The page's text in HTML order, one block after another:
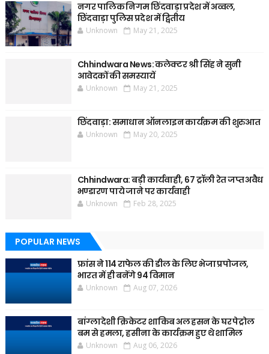
नगर पालिक निगम छिंदवाड़ा प्रदेश में अव्वल,
छिंदवाड़ा पुलिस प्रदेश में द्वितीय
Unknown May 21, 2025
Chhindwara News: कलेक्टर श्री सिंह ने सुनी
आवेदकों की समस्यायें
Unknown May 21, 2025
छिंदवाड़ा: समाधान ऑनलाइन कार्यक्रम की शुरुआत
Unknown May 20, 2025
Chhindwara: बड़ी कार्यवाही, 67 ट्रॉली रेत जप्त अवैध
भण्डारण पाये जाने पर कार्यवाही
Unknown Feb 28, 2025
POPULAR NEWS
फ्रांस ने 114 राफेल की डील के लिए भेजा प्रपोजल,
भारत में ही बनेंगे 94 विमान
Unknown Aug 07, 2026
बांग्लादेशी क्रिकेटर शाकिब अल हसन के घर पेट्रोल
बम से हमला, हसीना के कार्यक्रम हुए थे शामिल
Unknown Aug 06, 2026